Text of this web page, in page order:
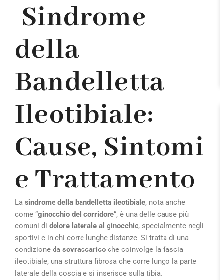
Sindrome
della
Bandelletta
Ileotibiale:
Cause, Sintomi
e Trattamento
La sindrome della bandelletta ileotibiale, nota anche
come “ginocchio del corridore“, è una delle cause più
comuni di dolore laterale al ginocchio, specialmente negli
sportivi e in chi corre lunghe distanze. Si tratta di una
condizione da sovraccarico che coinvolge la fascia
ileotibiale, una struttura fibrosa che corre lungo la parte
laterale della coscia e si inserisce sulla tibia.